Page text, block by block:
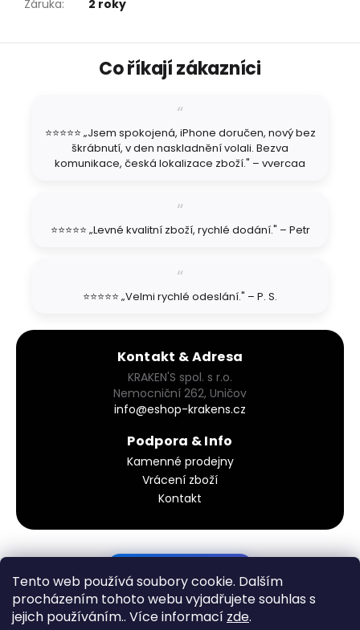
Tento web používá soubory cookie. Dalším
procházením tohoto webu vyjadřujete souhlas s
jejich používáním.. Více informací zde.
Záruka: 2 roky
Z
Co říkají zákazníci
⭐⭐⭐⭐⭐ „Jsem spokojená, iPhone doručen, nový bez
škrábnutí, v den naskladnění volali. Bezva
komunikace, česká lokalizace zboží." – vvercaa
⭐⭐⭐⭐⭐ „Levné kvalitní zboží, rychlé dodání." – Petr
⭐⭐⭐⭐⭐ „Velmi rychlé odeslání." – P. S.
Kontakt & Adresa
KRAKEN'S spol. s r.o.
Nemocniční 262, Uničov
info@eshop-krakens.cz
Podpora & Info
Kamenné prodejny
Vrácení zboží
Kontakt